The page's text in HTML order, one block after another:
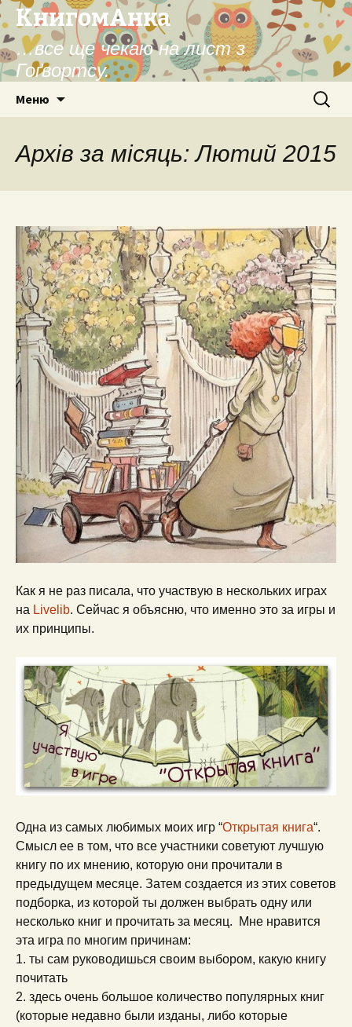
КнигомАнка
…все ще чекаю на лист з
Гоґвортсу.
Меню Пошук:
Архів за місяць: Лютий 2015
Как я не раз писала, что участвую в нескольких играх
на Livelib. Сейчас я объясню, что именно это за игры и
их принципы.
Одна из самых любимых моих игр “Открытая книга“.
Смысл ее в том, что все участники советуют лучшую
книгу по их мнению, которую они прочитали в
предыдущем месяце. Затем создается из этих советов
подборка, из которой ты должен выбрать одну или
несколько книг и прочитать за месяц. Мне нравится
эта игра по многим причинам:
1. ты сам руководишься своим выбором, какую книгу
почитать
2. здесь очень большое количество популярных книг
(которые недавно были изданы, либо которые